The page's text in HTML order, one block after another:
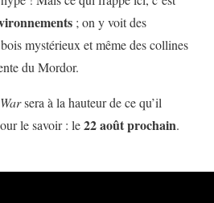
; on y voit des
mystérieux et même des collines
du Mordor.
sera à la hauteur de ce qu’il
le savoir : le22 août prochain.